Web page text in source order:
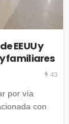
EEUU y
familiares
43
por vía
con